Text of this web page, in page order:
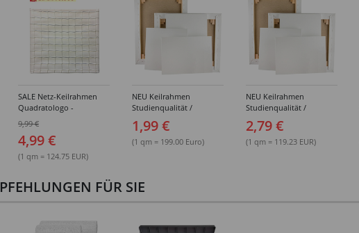
SALE Netz-Keilrahmen
Quadratologo -
Verschiedene Größen
9,99 €
4,99 €
(1 qm = 124.75 EUR)
NEU Keilrahmen
Studienqualität /
Leinwand Basic,
mehrfach grundiert,
10x10 cm - Einzeln &
1,99 €
(1 qm = 199.00 Euro)
NEU Keilrahmen
Studienqualität /
Leinwand Basic,
mehrfach grundiert,
13x18 cm - Einzeln &
2,79 €
(1 qm = 119.23 EUR)
FÜR SIE